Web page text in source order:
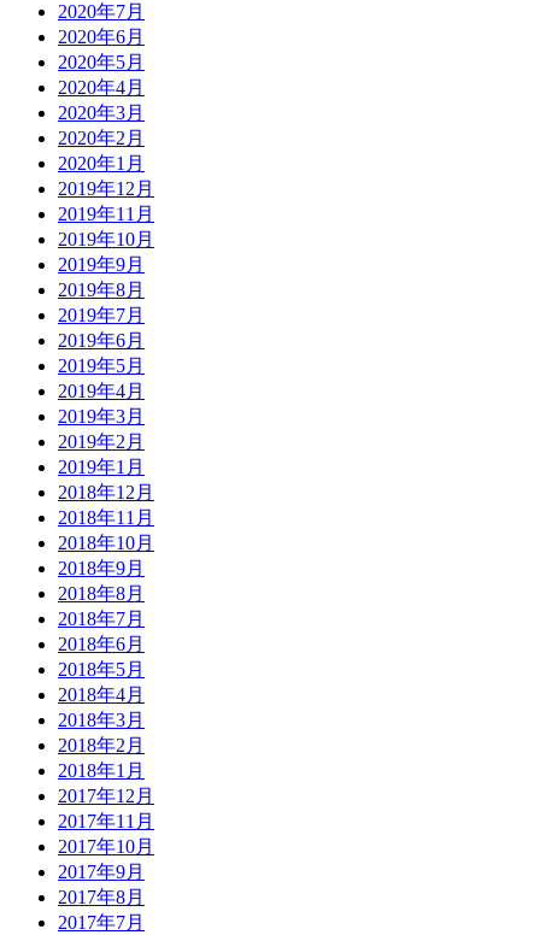
2020年7月
2020年6月
2020年5月
2020年4月
2020年3月
2020年2月
2020年1月
2019年12月
2019年11月
2019年10月
2019年9月
2019年8月
2019年7月
2019年6月
2019年5月
2019年4月
2019年3月
2019年2月
2019年1月
2018年12月
2018年11月
2018年10月
2018年9月
2018年8月
2018年7月
2018年6月
2018年5月
2018年4月
2018年3月
2018年2月
2018年1月
2017年12月
2017年11月
2017年10月
2017年9月
2017年8月
2017年7月